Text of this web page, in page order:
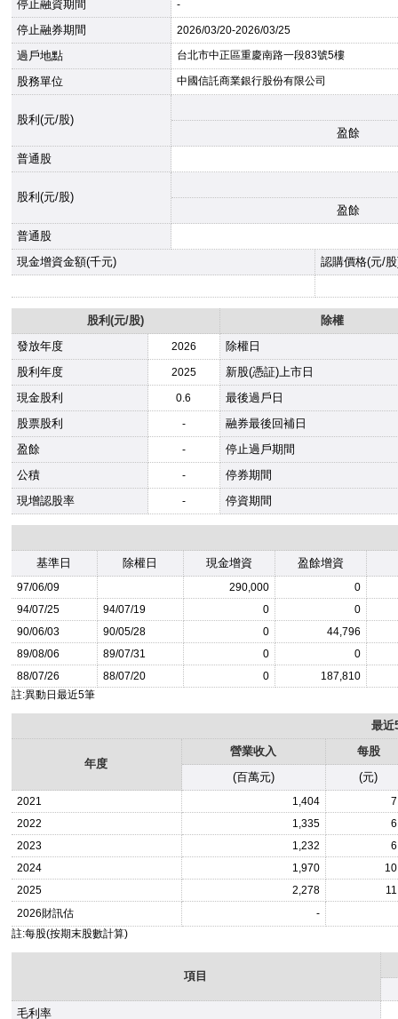
停止融資期間 -
停止融券期間 2026/03/20-2026/03/25
過戶地點 台北市中正區重慶南路一段83號5樓
股務單位 中國信託商業銀行股份有限公司
股利(元/股)
盈餘
普通股
股利(元/股)
盈餘
普通股
現金增資金額(千元)
認購價格(元/
股利(元/股)
除權
發放年度
2026
除權日
股利年度
2025
新股(憑証)上市日
現金股利
0.6
最後過戶日
股票股利
-
融券最後回補日
盈餘
-
停止過戶期間
公積
-
停券期間
現增認股率
- 停資期間
基準日 除權日 現金增資 盈餘增資
97/06/09 290,000
0
94/07/25
94/07/19 0
0
90/06/03
90/05/28 0
44,796
89/08/06
89/07/31 0
0
88/07/26
88/07/20 0
187,810
註:異動日最近5筆
最近
年度
營業收入
每股
(百萬元)
(元)
2021 1,404
2022
1,335
2023
1,232
2024
1,970
2025
2,278
2026財訊估
-
註:每股(按期末股數計算)
項目
毛利率